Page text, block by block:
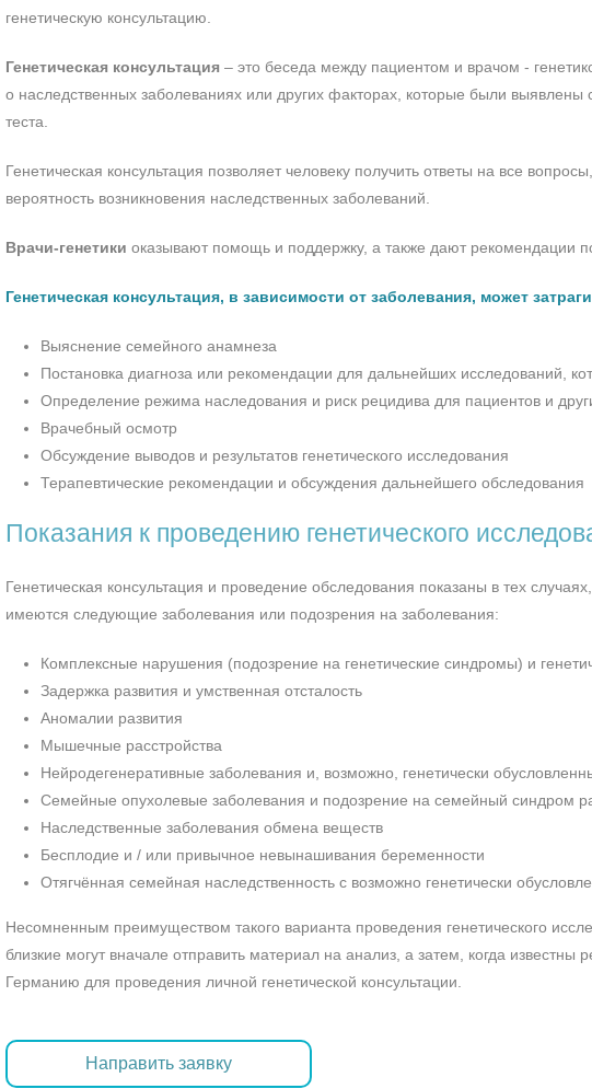
генетическую консультацию.
Генетическая консультация – это беседа между пациентом и врачом -
о наследственных заболеваниях или других факторах, которые были выявлены
теста.
Генетическая консультация позволяет человеку получить ответы на все
вероятность возникновения наследственных заболеваний.
Врачи-генетики оказывают помощь и поддержку, а также дают рекомендации
Генетическая консультация, в зависимости от заболевания, может
Выяснение семейного анамнеза
Постановка диагноза или рекомендации для дальнейших исследований,
Определение режима наследования и риск рецидива для пациентов и
Врачебный осмотр
Обсуждение выводов и результатов генетического исследования
Терапевтические рекомендации и обсуждения дальнейшего обследования
Показания к проведению генетического
Генетическая консультация и проведение обследования показаны в тех
имеются следующие заболевания или подозрения на заболевания:
Комплексные нарушения (подозрение на генетические синдромы) и
Задержка развития и умственная отсталость
Аномалии развития
Мышечные расстройства
Нейродегенеративные заболевания и, возможно, генетически
Семейные опухолевые заболевания и подозрение на семейный синдром
Наследственные заболевания обмена веществ
Бесплодие и / или привычное невынашивания беременности
Отягчённая семейная наследственность с возможно генетически
Несомненным преимуществом такого варианта проведения генетического
близкие могут вначале отправить материал на анализ, а затем, когда известны
Германию для проведения личной генетической консультации.
Направить заявку